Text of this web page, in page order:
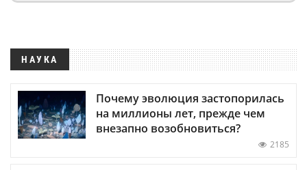
НАУКА
Почему эволюция застопорилась
на миллионы лет, прежде чем
внезапно возобновиться?
2185